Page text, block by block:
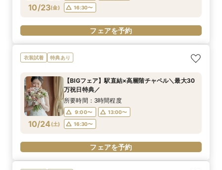
フェアを予約
フェアを予約
フェアを予約
10/23(金)
16:30〜
フェアを予約
衣装試着 特典あり
10/24 (土)
【BIGフェア】駅直結×高層階チャペル＼最大30
万祝日特典／
所要時間：3時間程度
9:00〜
13:00〜
16:30〜
フェアを予約